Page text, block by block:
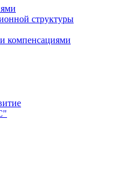
структуры
компенсациями